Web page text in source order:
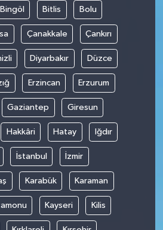
Bingöl Bitlis Bolu
Çanakkale Çankırı
Diyarbakır Düzce
Erzincan Erzurum
Gaziantep Giresun
Hakkâri Hatay Iğdır
İstanbul İzmir
Karabük Karaman
Kayseri Kilis